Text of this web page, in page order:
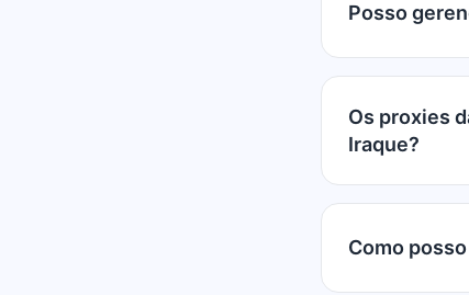
Posso
Os proxies
Iraque?
Como